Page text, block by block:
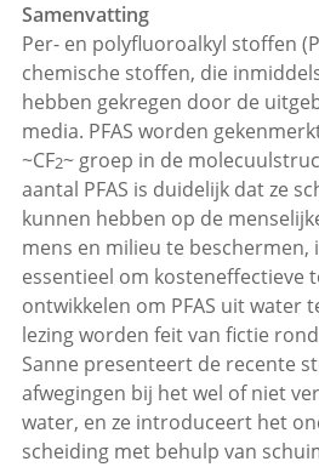
Samenvatting
Per- en polyfluoroalkyl stoffen
chemische stoffen, die
hebben gekregen door de
media. PFAS worden
~CF2~ groep in de
aantal PFAS is duidelijk dat ze
kunnen hebben op de
mens en milieu te beschermen,
essentieel om kosteneffectieve
ontwikkelen om PFAS uit water
lezing worden feit van fictie
Sanne presenteert de recente
afwegingen bij het wel of niet
water, en ze introduceert het
scheiding met behulp van